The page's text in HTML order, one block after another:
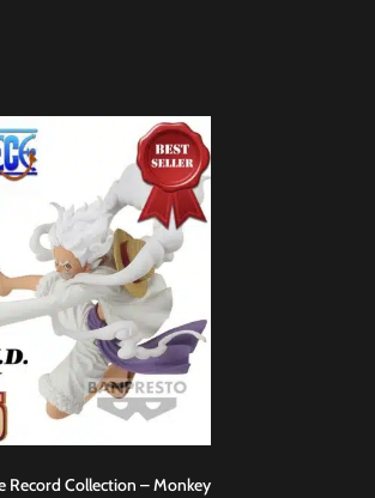
Record Collection – Monkey